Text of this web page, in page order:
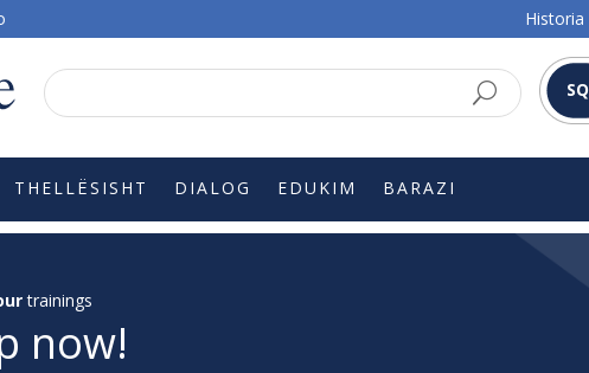
Historia
SQ
THELLËSISHT DIALOG EDUKIM BARAZI
trainings
now!